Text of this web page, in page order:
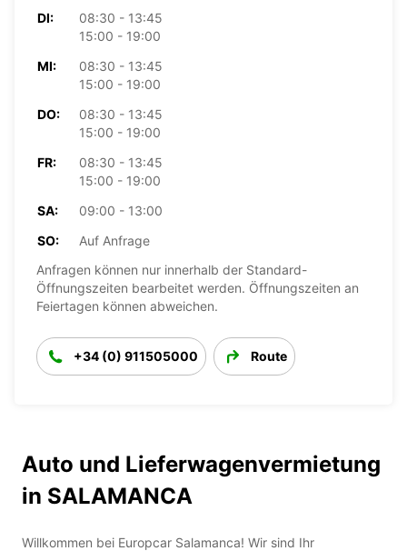
DI:
08:30 - 13:45
15:00 - 19:00
MI:
08:30 - 13:45
15:00 - 19:00
DO:
08:30 - 13:45
15:00 - 19:00
FR:
08:30 - 13:45
15:00 - 19:00
SA:
09:00 - 13:00
SO:
Auf Anfrage
Anfragen können nur innerhalb der Standard-
Öffnungszeiten bearbeitet werden. Öffnungszeiten an
Feiertagen können abweichen.
+34 (0) 911505000 Route
Auto und Lieferwagenvermietung
in SALAMANCA
Willkommen bei Europcar Salamanca! Wir sind Ihr